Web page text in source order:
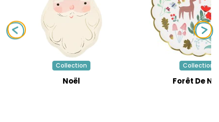
Collection
Noël
Collection
Forêt De